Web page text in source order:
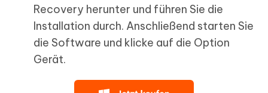
Recovery herunter und führen Sie die
Installation durch. Anschließend starten Sie
die Software und klicke auf die Option
Gerät.